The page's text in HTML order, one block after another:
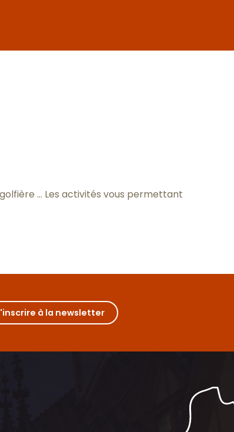
… Les activités vous permettant
à la newsletter